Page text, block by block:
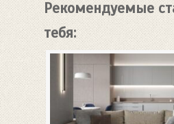
Рекомендуемые
тебя: